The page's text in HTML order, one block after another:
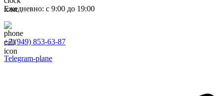
Ежедневно: с 9:00 до 19:00
+7 (949) 853-63-87
Telegram-plane